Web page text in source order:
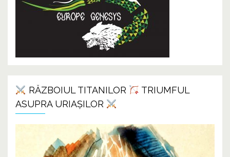
RĂZBOIUL TITANILOR
TRIUMFUL
ASUPRA URIAȘILOR